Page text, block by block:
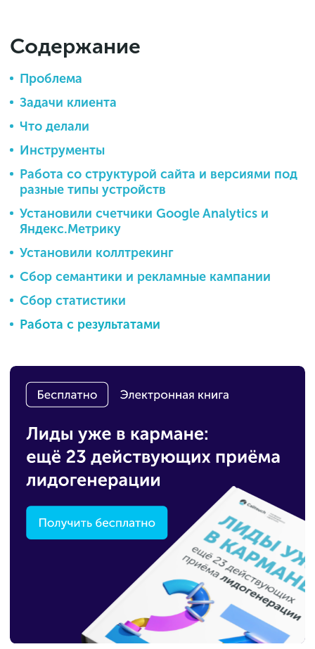
Содержание
Проблема
Задачи клиента
Что делали
Инструменты
Работа со структурой сайта и версиями под
разные типы устройств
Установили счетчики Google Analytics и
Яндекс.Метрику
Установили коллтрекинг
Сбор семантики и рекламные кампании
Сбор статистики
Работа с результатами